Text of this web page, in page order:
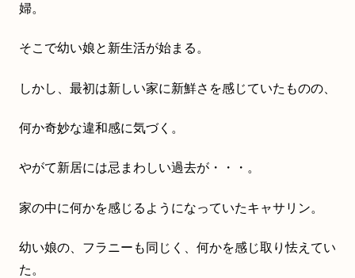
婦。
そこで幼い娘と新生活が始まる。
しかし、最初は新しい家に新鮮さを感じていたものの、
何か奇妙な違和感に気づく。
やがて新居には忌まわしい過去が・・・。
家の中に何かを感じるようになっていたキャサリン。
幼い娘の、フラニーも同じく、何かを感じ取り怯えてい
た。